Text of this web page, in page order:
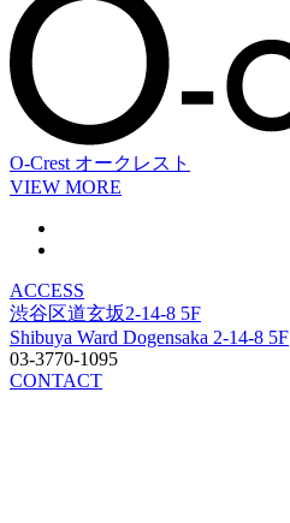
O-Crest オークレスト
VIEW MORE
ACCESS
渋谷区道玄坂2-14-8 5F
Shibuya Ward Dogensaka 2-14-8 5F
03-3770-1095
CONTACT